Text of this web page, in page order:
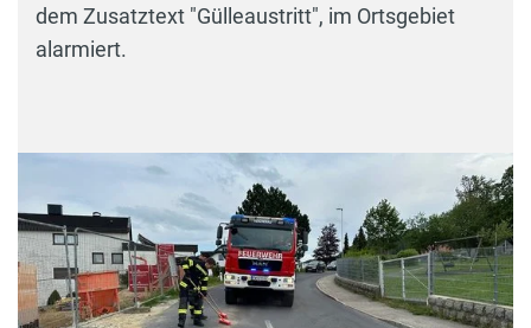
dem Zusatztext "Gülleaustritt", im Ortsgebiet
alarmiert.